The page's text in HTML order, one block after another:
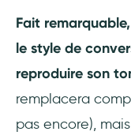
Fait
le style de
reproduire son
remplacera
pas encore),